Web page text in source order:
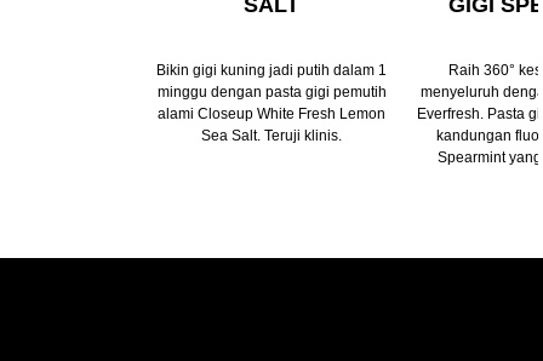
Bikin gigi kuning jadi putih dalam 1
minggu dengan pasta gigi pemutih
alami Closeup White Fresh Lemon
Sea Salt. Teruji klinis.
Raih 360°
menyeluruh
Everfresh. Pasta
kandungan
Spearmint